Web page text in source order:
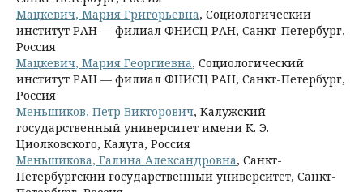
Мацкевич, Мария Григорьевна, Социологический
институт РАН — филиал ФНИСЦ РАН, Санкт-Петербург,
Россия
Мацкевич, Мария Георгиевна, Социологический
институт РАН — филиал ФНИСЦ РАН, Санкт-Петербург,
Россия
Меньшиков, Петр Викторович, Калужский
государственный университет имени К. Э.
Циолковского, Калуга, Россия
Меньшикова, Галина Александровна, Санкт-
Петербургский государственный университет, Санкт-